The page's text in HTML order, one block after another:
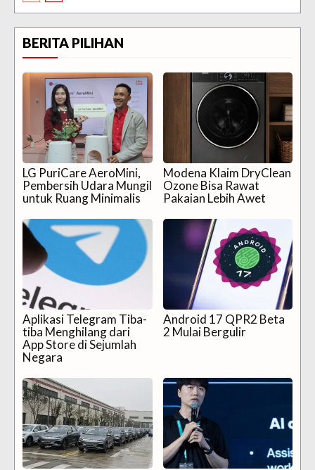
BERITA PILIHAN
LG PuriCare AeroMini,
Pembersih Udara Mungil
untuk Ruang Minimalis
Modena Klaim DryClean
Ozone Bisa Rawat
Pakaian Lebih Awet
Aplikasi Telegram Tiba-
tiba Menghilang dari
App Store di Sejumlah
Negara
Android 17 QPR2 Beta
2 Mulai Bergulir